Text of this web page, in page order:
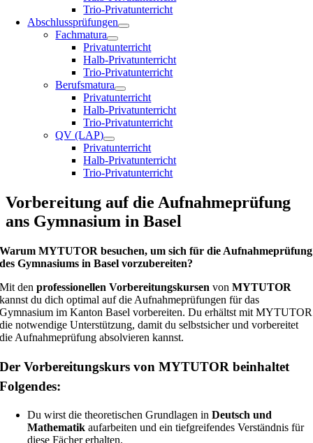
Trio-Privatunterricht
Abschlussprüfungen
Fachmatura
Privatunterricht
Halb-Privatunterricht
Trio-Privatunterricht
Berufsmatura
Privatunterricht
Halb-Privatunterricht
Trio-Privatunterricht
QV (LAP)
Privatunterricht
Halb-Privatunterricht
Trio-Privatunterricht
Vorbereitung auf die Aufnahmeprüfung
ans Gymnasium in Basel
Warum MYTUTOR besuchen, um sich für die Aufnahmeprüfung
des Gymnasiums in Basel vorzubereiten?
Mit denprofessionellen Vorbereitungskursen vonMYTUTOR
kannst du dich optimal auf die Aufnahmeprüfungen für das
Gymnasium im Kanton Basel vorbereiten. Du erhältst mit MYTUTOR
die notwendige Unterstützung, damit du selbstsicher und vorbereitet
die Aufnahmeprüfung absolvieren kannst.
Der Vorbereitungskurs von MYTUTOR beinhaltet
Folgendes:
Du wirst die theoretischen Grundlagen inDeutsch und
Mathematik aufarbeiten und ein tiefgreifendes Verständnis für
diese Fächer erhalten.